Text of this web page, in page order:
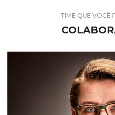
TIME QUE VOCÊ